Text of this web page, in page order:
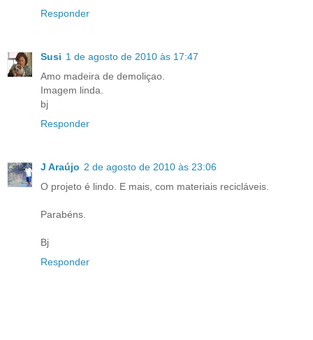
Responder
Susi 1 de agosto de 2010 às 17:47
Amo madeira de demoliçao.
Imagem linda.
bj
Responder
J Araújo 2 de agosto de 2010 às 23:06
O projeto é lindo. E mais, com materiais recicláveis.
Parabéns.
Bj
Responder